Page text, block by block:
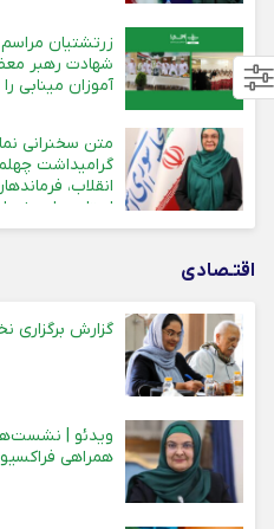
زرتشتیان
شهادت رهبر
آموزان مینابی را
متن سخنرانی
گرامیداشت
انقلاب،
استان های یزد،
اقتـصادی
گزارش برگزاری
ویدئو |
همراهی